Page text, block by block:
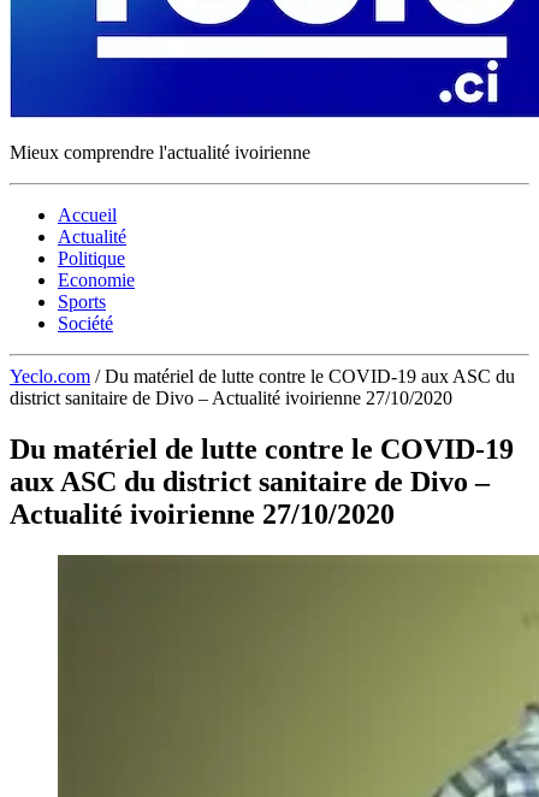
Mieux comprendre l'actualité ivoirienne
Accueil
Actualité
Politique
Economie
Sports
Société
Yeclo.com / Du matériel de lutte contre le COVID-19 aux ASC du
district sanitaire de Divo – Actualité ivoirienne 27/10/2020
Du matériel de lutte contre le COVID-19
aux ASC du district sanitaire de Divo –
Actualité ivoirienne 27/10/2020